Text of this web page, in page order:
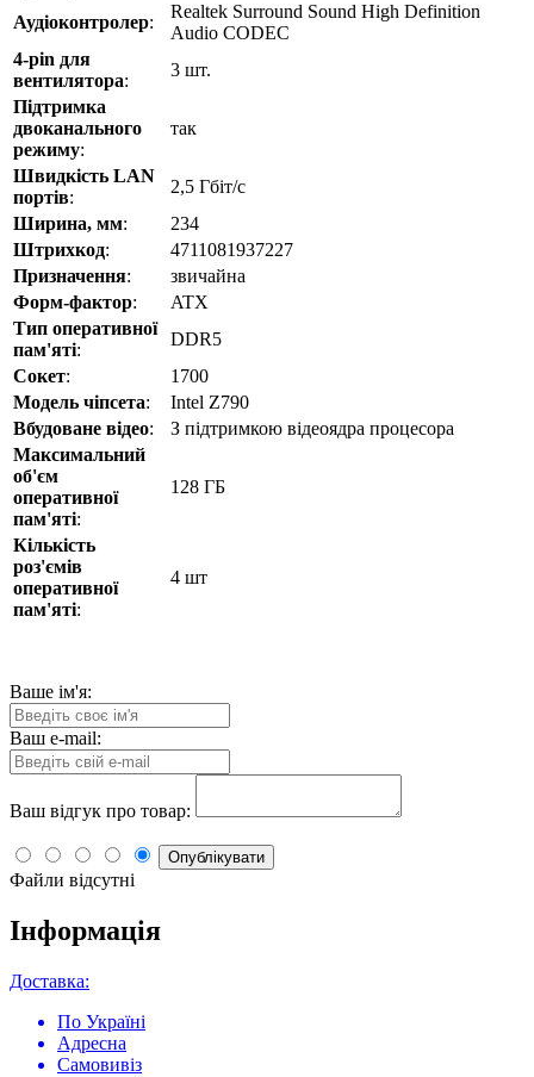
Аудіоконтролер:
Realtek Surround Sound High Definition
Audio CODEC
4-pin для
вентилятора:
3 шт.
Підтримка
двоканального
режиму:
так
Швидкість LAN
портів:
2,5 Гбіт/с
Ширина, мм:
234
Штрихкод:
4711081937227
Призначення:
звичайна
Форм-фактор:
ATX
Тип оперативної
пам'яті:
DDR5
Сокет:
1700
Модель чіпсета:
Intel Z790
Вбудоване відео:
З підтримкою відеоядра процесора
Максимальний
об'єм
оперативної
пам'яті:
128 ГБ
Кількість
роз'ємів
оперативної
пам'яті:
4 шт
Ваше ім'я:
Ваш e-mail:
Ваш відгук про товар:
Опублікувати
Файли відсутні
Інформація
Доставка:
По Україні
Адресна
Самовивіз